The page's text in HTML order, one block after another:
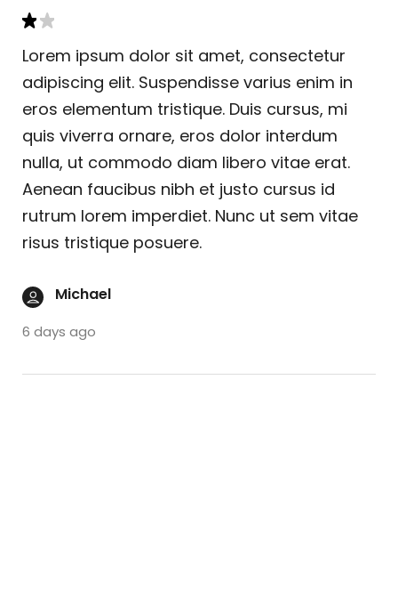
Lorem ipsum dolor sit amet, consectetur
adipiscing elit. Suspendisse varius enim in
eros elementum tristique. Duis cursus, mi
quis viverra ornare, eros dolor interdum
nulla, ut commodo diam libero vitae erat.
Aenean faucibus nibh et justo cursus id
rutrum lorem imperdiet. Nunc ut sem vitae
risus tristique posuere.
Michael
6 days ago